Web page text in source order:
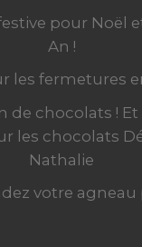
pour Noël
An !
les fermetures
de chocolats !
les chocolats
Nathalie
votre agneau